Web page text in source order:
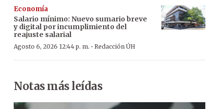
Economía
Salario mínimo: Nuevo sumario breve
y digital por incumplimiento del
reajuste salarial
Agosto 6, 2026 12:44 p. m. · Redacción ÚH
Notas más leídas